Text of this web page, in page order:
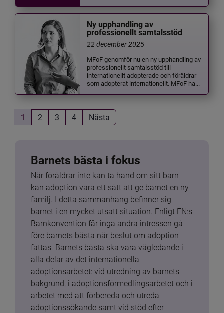
Ny upphandling av
professionellt samtalsstöd
22 december 2025
MFoF genomför nu en ny upphandling av
professionellt samtalsstöd till
internationellt adopterade och föräldrar
som adopterat internationellt. MFoF ha...
1 2 3 4 Nästa
Barnets bästa i fokus
När föräldrar inte kan ta hand om sitt barn
kan adoption vara ett sätt att ge barnet en ny
familj. I detta sammanhang befinner sig
barnet i en mycket utsatt situation. Enligt FN:s
Barnkonvention får inga andra intressen gå
före barnets bästa när beslut om adoption
fattas. Barnets bästa ska vara vägledande i
alla delar av det internationella
adoptionsarbetet: vid utredning av barnets
bakgrund, i adoptionsförmedlingsarbetet och i
arbetet med att förbereda och utreda
adoptionssökande samt vid stöd efter